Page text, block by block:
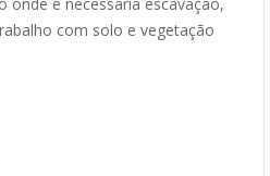
com solo e vegetação